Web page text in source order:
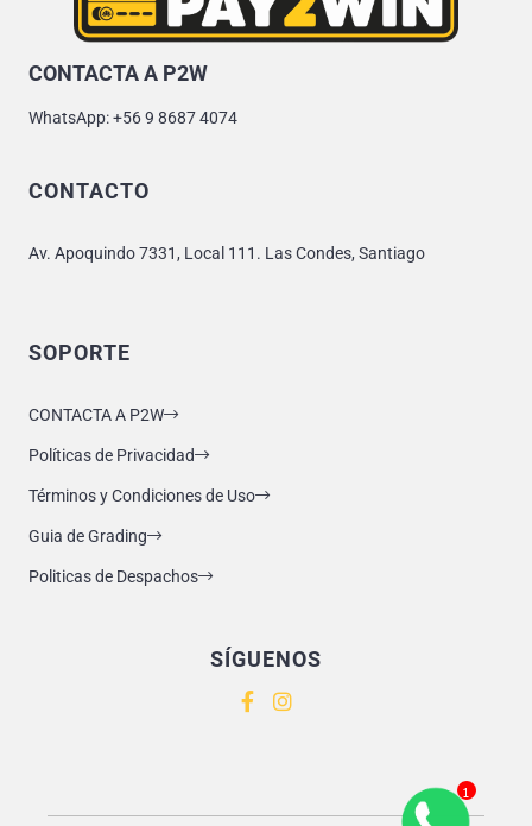
CONTACTA A P2W
WhatsApp: +56 9 8687 4074
CONTACTO
Av. Apoquindo 7331, Local 111. Las Condes, Santiago
SOPORTE
CONTACTA A P2W
Políticas de Privacidad
Términos y Condiciones de Uso
Guia de Grading
Politicas de Despachos
SÍGUENOS
1